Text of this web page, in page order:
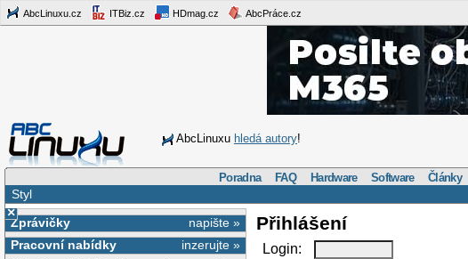
AbcLinuxu.cz ITBiz.cz HDmag.cz AbcPráce.cz
AbcLinuxu hledá autory!
Poradna FAQ Hardware Software Články
Styl
×
napište »
Zprávičky
inzerujte »
Pracovní nabídky
Přihlášení
Login: